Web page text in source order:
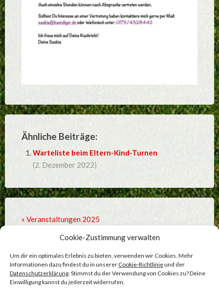
Cookie-Zustimmung verwalten
Um dir ein optimales Erlebnis zu bieten, verwenden wir Cookies. Mehr
Informationen dazu findest du in unserer Cookie-Richtlinieund der
Datenschutzerklärung. Stimmst du der Verwendung von Cookies zu? Deine
Einwilligung kannst du jederzeit widerrufen.
Ähnliche Beiträge:
Warteliste beim Eltern-Kind-Turnen
(2. Dezember 2022)
« Veranstaltungen 2025
Gemeinsam unseren Kunstrasen schützen »